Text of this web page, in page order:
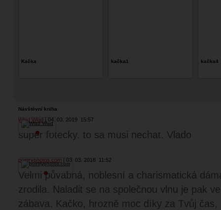
Kačka kačka1 kačka4
Návštěvní kniha
Wlad Wlad 04. 03. 2019 15:57
super fotecky. to sa musi nechat. Vlado
poetryphotos.com 03. 03. 2018 11:52
Velmi půvabná, noblesní a charismatická
zrodila. Naladit se na společnou vlnu je pak
zábava. Kačko, hrozně moc díky za Tvůj